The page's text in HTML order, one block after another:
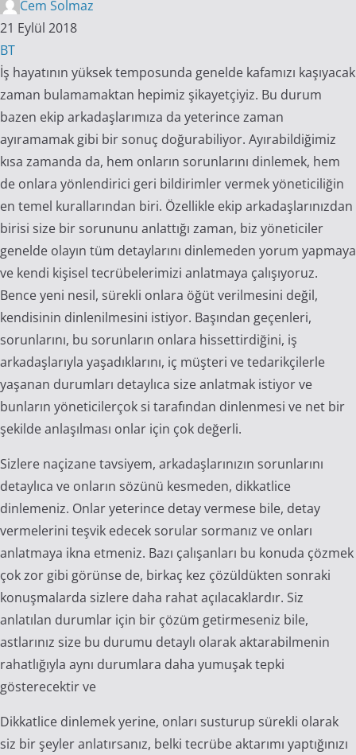
Cem Solmaz
21 Eylül 2018
BT
İş hayatının yüksek temposunda genelde kafamızı kaşıyacak
zaman bulamamaktan hepimiz şikayetçiyiz. Bu durum
bazen ekip arkadaşlarımıza da yeterince zaman
ayıramamak gibi bir sonuç doğurabiliyor. Ayırabildiğimiz
kısa zamanda da, hem onların sorunlarını dinlemek, hem
de onlara yönlendirici geri bildirimler vermek yöneticiliğin
en temel kurallarından biri. Özellikle ekip arkadaşlarınızdan
birisi size bir sorununu anlattığı zaman, biz yöneticiler
genelde olayın tüm detaylarını dinlemeden yorum yapmaya
ve kendi kişisel tecrübelerimizi anlatmaya çalışıyoruz.
Bence yeni nesil, sürekli onlara öğüt verilmesini değil,
kendisinin dinlenilmesini istiyor. Başından geçenleri,
sorunlarını, bu sorunların onlara hissettirdiğini, iş
arkadaşlarıyla yaşadıklarını, iç müşteri ve tedarikçilerle
yaşanan durumları detaylıca size anlatmak istiyor ve
bunların yöneticilerçok si tarafından dinlenmesi ve net bir
şekilde anlaşılması onlar için çok değerli.
Sizlere naçizane tavsiyem, arkadaşlarınızın sorunlarını
detaylıca ve onların sözünü kesmeden, dikkatlice
dinlemeniz. Onlar yeterince detay vermese bile, detay
vermelerini teşvik edecek sorular sormanız ve onları
anlatmaya ikna etmeniz. Bazı çalışanları bu konuda çözmek
çok zor gibi görünse de, birkaç kez çözüldükten sonraki
konuşmalarda sizlere daha rahat açılacaklardır. Siz
anlatılan durumlar için bir çözüm getirmeseniz bile,
astlarınız size bu durumu detaylı olarak aktarabilmenin
rahatlığıyla aynı durumlara daha yumuşak tepki
gösterecektir ve
Dikkatlice dinlemek yerine, onları susturup sürekli olarak
siz bir şeyler anlatırsanız, belki tecrübe aktarımı yaptığınızı